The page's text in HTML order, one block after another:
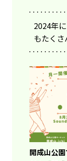
2024年
もたく
開成山公